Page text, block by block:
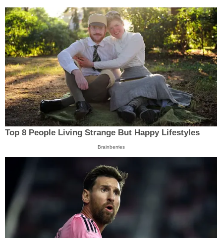
Top 8 People Living Strange But Happy Lifestyles
Brainberries